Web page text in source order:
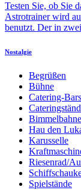
Testen Sie, ob Sie
Astrotrainer wird
benutzt. Der in
Nostalgie
Begrüßen
Bühne
Catering-Bars
Hau den
Karusselle
Riesenrad/
Spielstände